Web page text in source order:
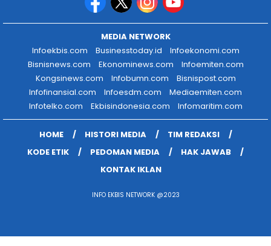
MEDIA NETWORK
Infoekbis.com
Businesstoday.id
Infoekonomi.com
Bisnisnews.com
Ekonominews.com
Infoemiten.com
Kongsinews.com
Infobumn.com
Bisnispost.com
Infofinansial.com
Infoesdm.com
Mediaemiten.com
Infotelko.com
Ekbisindonesia.com Infomaritim.com
HOME HISTORI MEDIA
TIM REDAKSI
KODE ETIK
PEDOMAN MEDIA
HAK JAWAB
KONTAK IKLAN
INFO EKBIS NETWORK @2023